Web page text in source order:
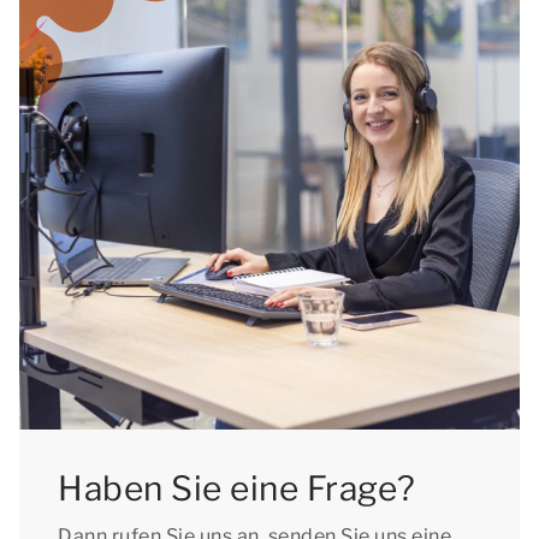
05.01.2026
Nordrhein-Westfalen: vom 22.12.2025 bis zum
06.01.2026
Rheinland-Pfalz: vom 22.12.2025 bis zum
07.01.2026
Saarland: vom 22.12.2025 bis zum 02.01.2026
Sachsen-Anhalt: vom 22.12.2025 bis zum
05.01.2026
Sachsen: vom 22.12.2025 bis zum 02.01.2026
Schleswig-Holstein: vom 19.12.2025 bis zum
06.01.2026
Thüringen: vom 22.12.2025 bis zum
03.01.2026
Haben Sie eine Frage?